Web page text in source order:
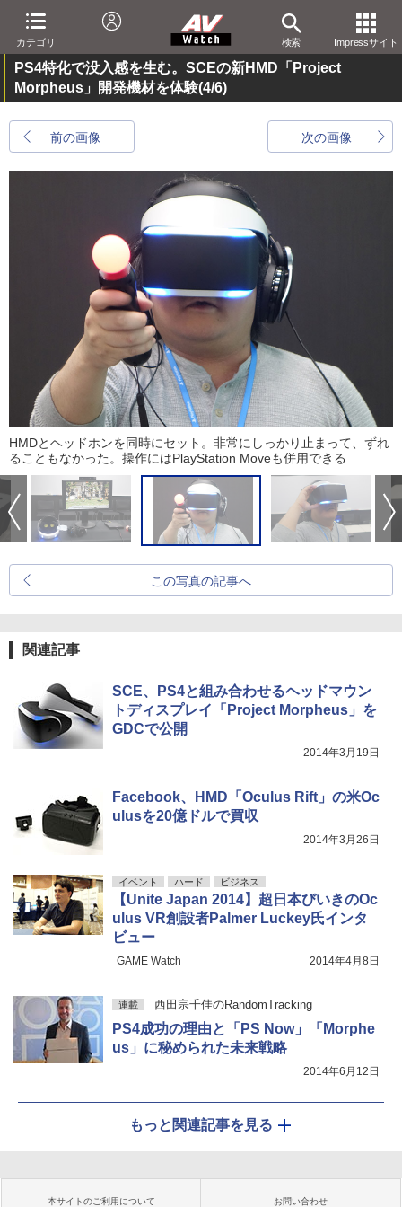
カテゴリ 検索 Impressサイト
PS4特化で没入感を生む。SCEの新HMD「Project
Morpheus」開発機材を体験(4/6)
前の画像 次の画像
HMDとヘッドホンを同時にセット。非常にしっかり止まって、ずれ
ることもなかった。操作にはPlayStation Moveも併用できる
この写真の記事へ
関連記事
SCE、PS4と組み合わせるヘッドマウン
トディスプレイ「Project Morpheus」を
GDCで公開
2014年3月19日
Facebook、HMD「Oculus Rift」の米Oc
ulusを20億ドルで買収
2014年3月26日
イベント ハード ビジネス
【Unite Japan 2014】超日本びいきのOc
ulus VR創設者Palmer Luckey氏インタ
ビュー
GAME Watch 2014年4月8日
連載 西田宗千佳のRandomTracking
PS4成功の理由と「PS Now」「Morphe
us」に秘められた未来戦略
2014年6月12日
もっと関連記事を見る
本サイトのご利用について お問い合わせ